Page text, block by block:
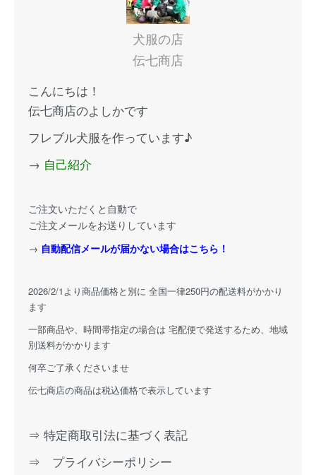
犬服の店
伝七商店
こんにちは！
伝七商店のよしかです
フレブル犬服を作っています♪
→ 自己紹介
ご注文いただくと自動で
ご注文メールをお送りしています
→ 自動配信メールが届かない場合はこちら！
2026/2/1より商品価格と別に 全国一律250円の配送料がかかり
ます
一部商品や、時間帯指定の場合は 宅配便で発送するため、地域
別送料がかかります
何卒ご了承くださいませ
伝七商店の商品は税込価格で表示しています
⇒ 特定商取引法に基づく表記
⇒ プライバシーポリシー